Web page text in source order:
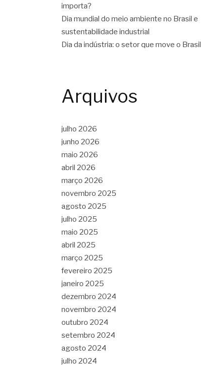
importa?
Dia mundial do meio ambiente no Brasil e
sustentabilidade industrial
Dia da indústria: o setor que move o Brasil
Arquivos
julho 2026
junho 2026
maio 2026
abril 2026
março 2026
novembro 2025
agosto 2025
julho 2025
maio 2025
abril 2025
março 2025
fevereiro 2025
janeiro 2025
dezembro 2024
novembro 2024
outubro 2024
setembro 2024
agosto 2024
julho 2024